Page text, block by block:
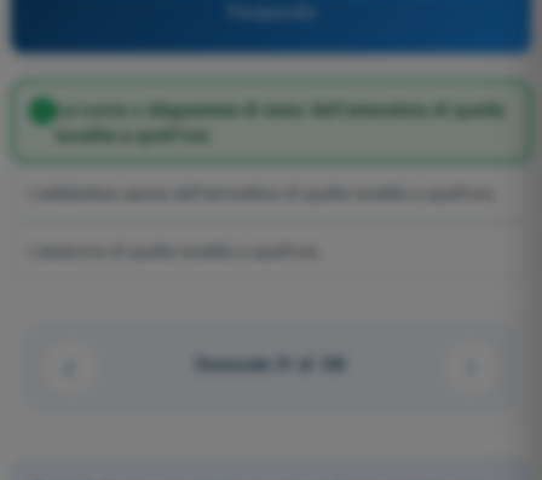
La curva o diagramma di stato dell’atmosfera di quella
località a quell’ora.
Domanda 51 di 120